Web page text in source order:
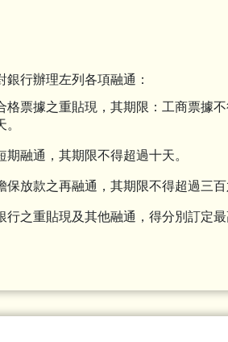
銀行辦理左列各項融通：
格票據之重貼現，其期限：工商票據
。
期融通，其期限不得超過十天。
保放款之再融通，其期限不得超過三百
行之重貼現及其他融通，得分別訂定最